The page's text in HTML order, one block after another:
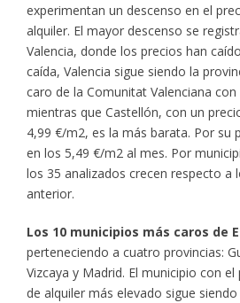
experimentan un descenso en el
alquiler. El mayor descenso se
Valencia, donde los precios han
caída, Valencia sigue siendo la
caro de la Comunitat Valenciana
mientras que Castellón, con un
4,99 €/m2, es la más barata. Por su
en los 5,49 €/m2 al mes. Por
los 35 analizados crecen respecto a
anterior.
Los 10 municipios más caros de
perteneciendo a cuatro provincias:
Vizcaya y Madrid. El municipio con
de alquiler más elevado sigue